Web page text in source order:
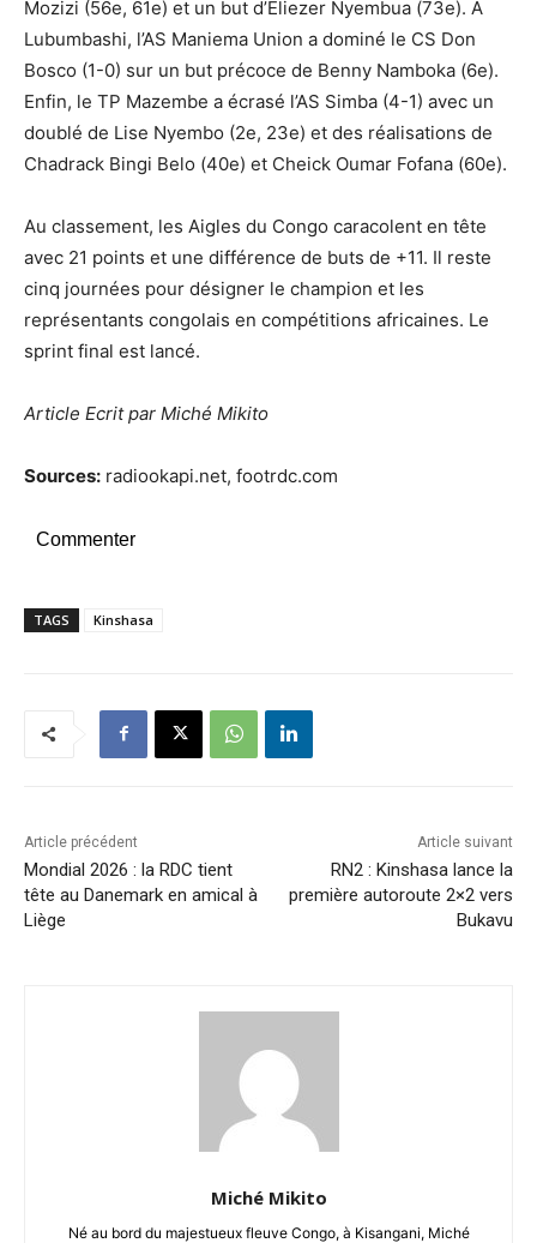
Mozizi (56e, 61e) et un but d’Eliezer Nyembua (73e). À
Lubumbashi, l’AS Maniema Union a dominé le CS Don
Bosco (1-0) sur un but précoce de Benny Namboka (6e).
Enfin, le TP Mazembe a écrasé l’AS Simba (4-1) avec un
doublé de Lise Nyembo (2e, 23e) et des réalisations de
Chadrack Bingi Belo (40e) et Cheick Oumar Fofana (60e).
Au classement, les Aigles du Congo caracolent en tête
avec 21 points et une différence de buts de +11. Il reste
cinq journées pour désigner le champion et les
représentants congolais en compétitions africaines. Le
sprint final est lancé.
Article Ecrit par Miché Mikito
Sources: radiookapi.net, footrdc.com
Commenter
TAGS Kinshasa
Article précédent
Mondial 2026 : la RDC tient
tête au Danemark en amical à
Liège
Article suivant
RN2 : Kinshasa lance la
première autoroute 2×2 vers
Bukavu
Miché Mikito
Né au bord du majestueux fleuve Congo, à Kisangani, Miché